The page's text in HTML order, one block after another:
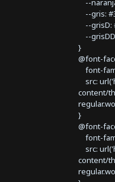
--
--gris:
--grisD:
--
}
@font-
font-
src:
content/
}
@font-
font-
src:
content/